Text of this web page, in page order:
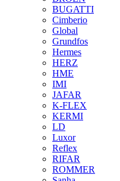
BUGATTI
Cimberio
Global
Grundfos
Hermes
HERZ
HME
IMI
JAFAR
K-FLEX
KERMI
LD
Luxor
Reflex
RIFAR
ROMMER